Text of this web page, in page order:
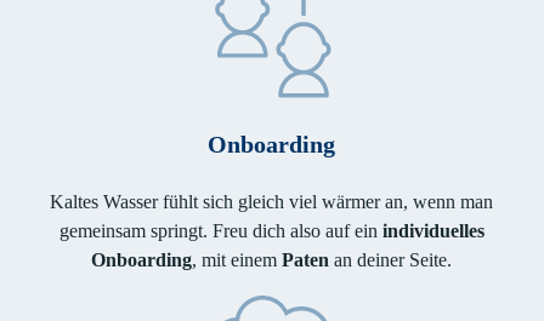
Onboarding
Kaltes Wasser fühlt sich gleich viel wärmer an, wenn man
gemeinsam springt. Freu dich also auf ein individuelles
Onboarding, mit einemPatenan deiner Seite.